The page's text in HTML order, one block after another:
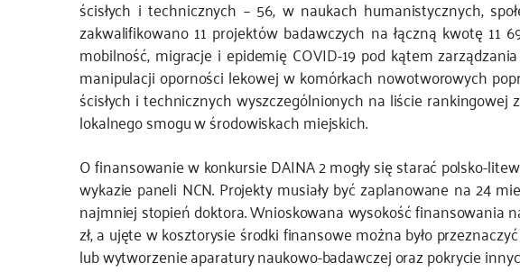
ścisłych i technicznych – 56, w naukach humanistycznych,
zakwalifikowano 11 projektów badawczych na łączną kwotę 11
mobilność, migracje i epidemię COVID-19 pod kątem
manipulacji oporności lekowej w komórkach nowotworowych
ścisłych i technicznych wyszczególnionych na liście
lokalnego smogu w środowiskach miejskich.
O finansowanie w konkursie DAINA 2 mogły się starać polsko-
wykazie paneli NCN. Projekty musiały być zaplanowane na 24
najmniej stopień doktora. Wnioskowana wysokość finansowania
zł, a ujęte w kosztorysie środki finansowe można było
lub wytworzenie aparatury naukowo-badawczej oraz pokrycie